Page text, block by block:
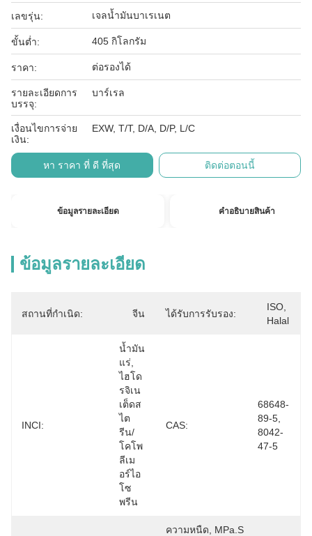
เลขรุ่น: เจลน้ำมันบาเรเนต
ขั้นต่ำ: 405 กิโลกรัม
ราคา: ต่อรองได้
รายละเอียดการ
บรรจุ:
บาร์เรล
เงื่อนไขการจ่าย
เงิน:
EXW, T/T, D/A, D/P, L/C
หา ราคา ที่ ดี ที่สุด ติดต่อตอนนี้
ข้อมูลรายละเอียด คําอธิบายสินค้า
ข้อมูลรายละเอียด
สถานที่กำเนิด: จีน ได้รับการรับรอง:
ISO,
Halal
INCI:
น้ำมัน
แร่,
ไฮโด
รจิเน
เต็ดส
ไต
รีน/
โคโพ
ลีเม
อร์ไอ
โซ
พรีน
CAS:
68648-
89-5,
8042-
47-5
ความหนืด, MPa.s